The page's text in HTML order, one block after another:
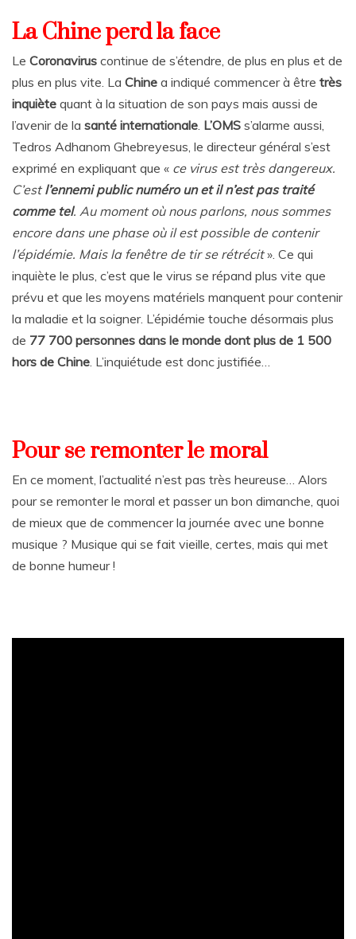
La Chine perd la face
Le Coronavirus continue de s’étendre, de plus en plus et de
plus en plus vite. La Chine a indiqué commencer à être très
inquiète quant à la situation de son pays mais aussi de
l’avenir de la santé internationale. L’OMS s’alarme aussi,
Tedros Adhanom Ghebreyesus, le directeur général s’est
exprimé en expliquant que « ce virus est très dangereux.
C’estl’ennemi public numéro un et il n’est pas traité
comme tel. Au moment où nous parlons, nous sommes
encore dans une phase où il est possible de contenir
l’épidémie. Mais la fenêtre de tir se rétrécit». Ce qui
inquiète le plus, c’est que le virus se répand plus vite que
prévu et que les moyens matériels manquent pour contenir
la maladie et la soigner. L’épidémie touche désormais plus
de 77 700 personnes dans le monde dont plus de 1 500
hors de Chine. L’inquiétude est donc justifiée…
Pour se remonter le moral
En ce moment, l’actualité n’est pas très heureuse… Alors
pour se remonter le moral et passer un bon dimanche, quoi
de mieux que de commencer la journée avec une bonne
musique ? Musique qui se fait vieille, certes, mais qui met
de bonne humeur !